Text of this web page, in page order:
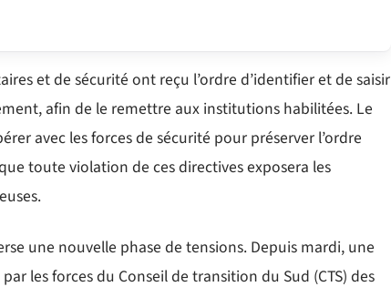
et de sécurité ont reçu l’ordre d’identifier et de saisir
afin de le remettre aux institutions habilitées. Le
avec les forces de sécurité pour préserver l’ordre
toute violation de ces directives exposera les
une nouvelle phase de tensions. Depuis mardi, une
les forces du Conseil de transition du Sud (CTS) des